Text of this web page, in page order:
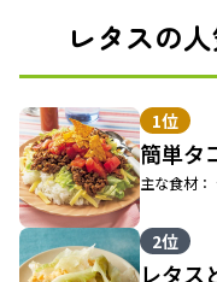
レタスの
1位
簡単タ
主な食材
2位
レタス